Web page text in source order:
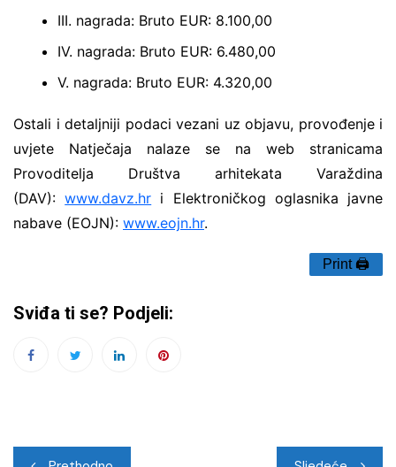
III. nagrada: Bruto EUR: 8.100,00
IV. nagrada: Bruto EUR: 6.480,00
V. nagrada: Bruto EUR: 4.320,00
Ostali i detaljniji podaci vezani uz objavu, provođenje i
uvjete Natječaja nalaze se na web stranicama
Provoditelja Društva arhitekata Varaždina
(DAV):www.davz.hr i Elektroničkog oglasnika javne
nabave (EOJN): www.eojn.hr.
Print 🖨
Sviđa ti se? Podjeli: